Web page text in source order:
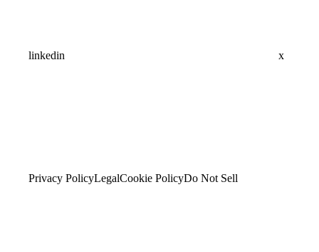
linkedin x
Privacy PolicyLegalCookie PolicyDo Not Sell